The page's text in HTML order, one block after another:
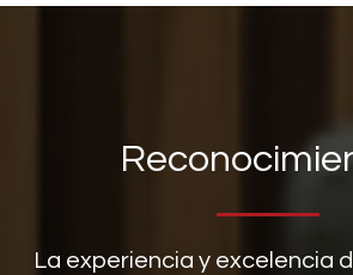
La experiencia y excelencia